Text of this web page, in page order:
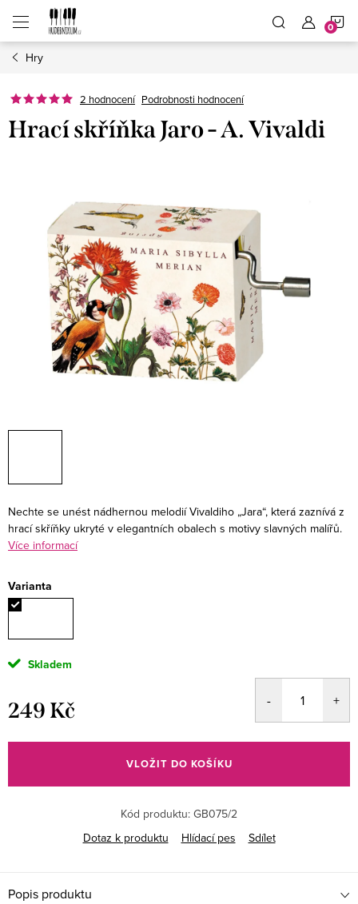
obsah
Hry
2 hodnocení Podrobnosti hodnocení
Hrací skříňka Jaro - A. Vivaldi
Nechte se unést nádhernou melodií Vivaldiho „Jara“, která zaznívá z
hrací skříňky ukryté v elegantních obalech s motivy slavných malířů.
Více informací
Varianta
Skladem
249 Kč
cena:
VLOŽIT DO KOŠÍKU
Kód produktu: GB075/2
Dotaz k produktu
Hlídací pes Sdílet
Popis produktu